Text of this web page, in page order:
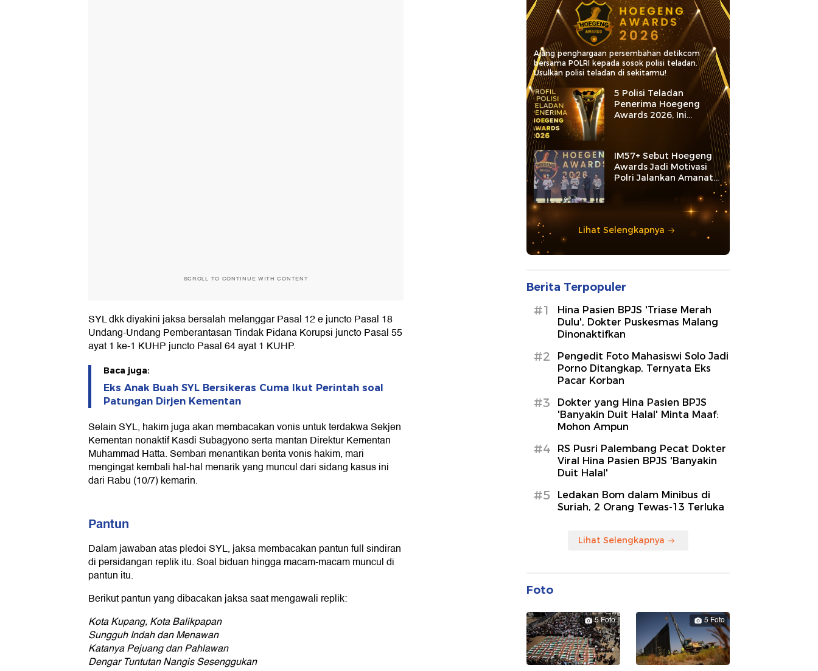
SCROLL TO CONTINUE WITH CONTENT
SYL dkk diyakini jaksa bersalah melanggar Pasal 12 e juncto Pasal 18
Undang-Undang Pemberantasan Tindak Pidana Korupsi juncto Pasal 55
ayat 1 ke-1 KUHP juncto Pasal 64 ayat 1 KUHP.
Baca juga:
Eks Anak Buah SYL Bersikeras Cuma Ikut Perintah soal
Patungan Dirjen Kementan
Selain SYL, hakim juga akan membacakan vonis untuk terdakwa Sekjen
Kementan nonaktif Kasdi Subagyono serta mantan Direktur Kementan
Muhammad Hatta. Sembari menantikan berita vonis hakim, mari
mengingat kembali hal-hal menarik yang muncul dari sidang kasus ini
dari Rabu (10/7) kemarin.
Pantun
Dalam jawaban atas pledoi SYL, jaksa membacakan pantun full sindiran
di persidangan replik itu. Soal biduan hingga macam-macam muncul di
pantun itu.
Berikut pantun yang dibacakan jaksa saat mengawali replik:
Kota Kupang, Kota Balikpapan
Sungguh Indah dan Menawan
Katanya Pejuang dan Pahlawan
Dengar Tuntutan Nangis Sesenggukan
Ajang penghargaan persembahan detikcom
bersama POLRI kepada sosok polisi teladan.
Usulkan polisi teladan di sekitarmu!
5 Polisi Teladan
Penerima Hoegeng
Awards 2026, Ini
Kategori dan Kiprahnya
IM57+ Sebut Hoegeng
Awards Jadi Motivasi
Polri Jalankan Amanat
Lihat Selengkapnya
Berita Terpopuler
#1
Hina Pasien BPJS 'Triase Merah
Dulu', Dokter Puskesmas Malang
Dinonaktifkan
#2
Pengedit Foto Mahasiswi Solo Jadi
Porno Ditangkap, Ternyata Eks
Pacar Korban
#3
Dokter yang Hina Pasien BPJS
'Banyakin Duit Halal' Minta Maaf:
Mohon Ampun
#4
RS Pusri Palembang Pecat Dokter
Viral Hina Pasien BPJS 'Banyakin
Duit Halal'
#5
Ledakan Bom dalam Minibus di
Suriah, 2 Orang Tewas-13 Terluka
Lihat Selengkapnya
Foto
5 Foto 5 Foto